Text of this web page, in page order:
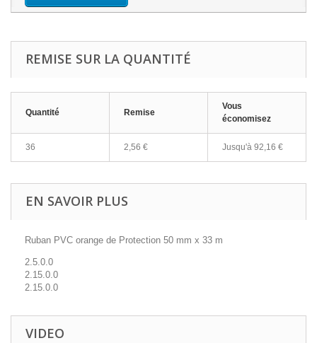
REMISE SUR LA QUANTITÉ
Quantité Remise
Vous
économisez
36 2,56 € Jusqu'à 92,16 €
EN SAVOIR PLUS
Ruban PVC orange de Protection 50 mm x 33 m
2.5.0.0
2.15.0.0
2.15.0.0
VIDEO